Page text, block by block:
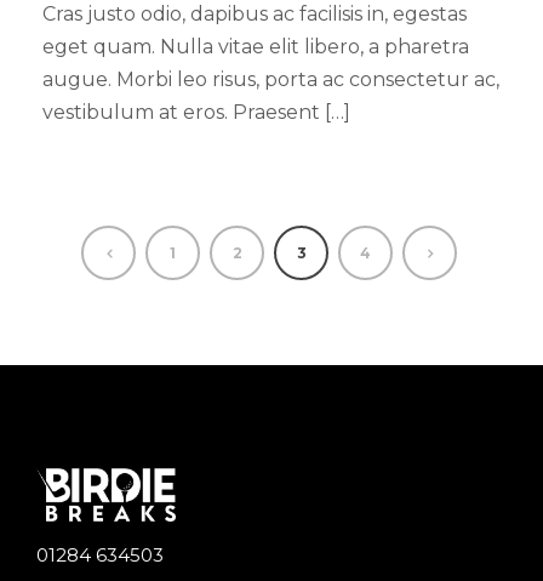
Cras justo odio, dapibus ac facilisis in, egestas
eget quam. Nulla vitae elit libero, a pharetra
augue. Morbi leo risus, porta ac consectetur ac,
vestibulum at eros. Praesent […]
1 2 3 4
01284 634503